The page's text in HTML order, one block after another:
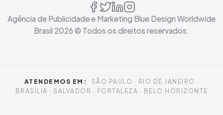
Agência de Publicidade e Marketing Blue Design Worldwide
Brasil 2026 © Todos os direitos reservados.
ATENDEMOS EM:
SÃO PAULO · RIO DE JANEIRO ·
BRASÍLIA · SALVADOR · FORTALEZA · BELO HORIZONTE